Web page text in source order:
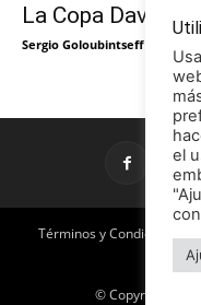
La Copa Davis
Sergio Goloubintseff
Términos y Condiciones
© Copyright 2026
el